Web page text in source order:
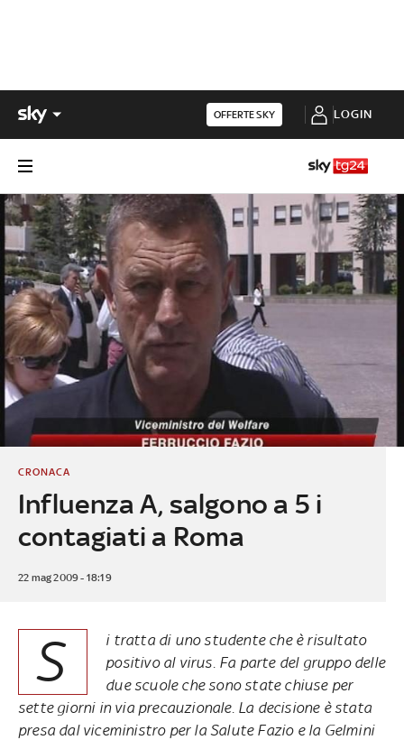
OFFERTE SKY LOGIN
Influenza A, salgono a 5 i
contagiati a Roma
CRONACA
22 mag 2009 - 18:19
S
i tratta di uno studente che è risultato
positivo al virus. Fa parte del gruppo delle
due scuole che sono state chiuse per
sette giorni in via precauzionale. La decisione è stata
presa dal viceministro per la Salute Fazio e la Gelmini